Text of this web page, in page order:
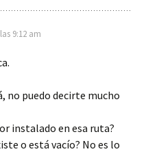
9:12 am
no puedo decirte mucho
instalado en esa ruta?
o está vacío? No es lo